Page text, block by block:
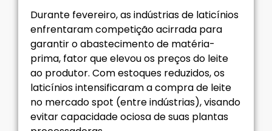
Durante fevereiro, as indústrias de laticínios
enfrentaram competição acirrada para
garantir o abastecimento de matéria-
prima, fator que elevou os preços do leite
ao produtor. Com estoques reduzidos, os
laticínios intensificaram a compra de leite
no mercado spot (entre indústrias), visando
evitar capacidade ociosa de suas plantas